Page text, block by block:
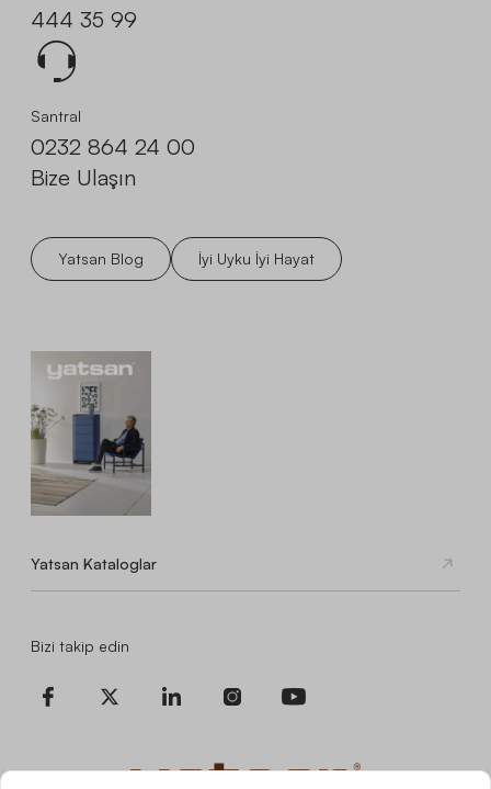
444 35 99
Santral
0232 864 24 00
Bize Ulaşın
Yatsan Blog İyi Uyku İyi Hayat
Yatsan Kataloglar
Bizi takip edin